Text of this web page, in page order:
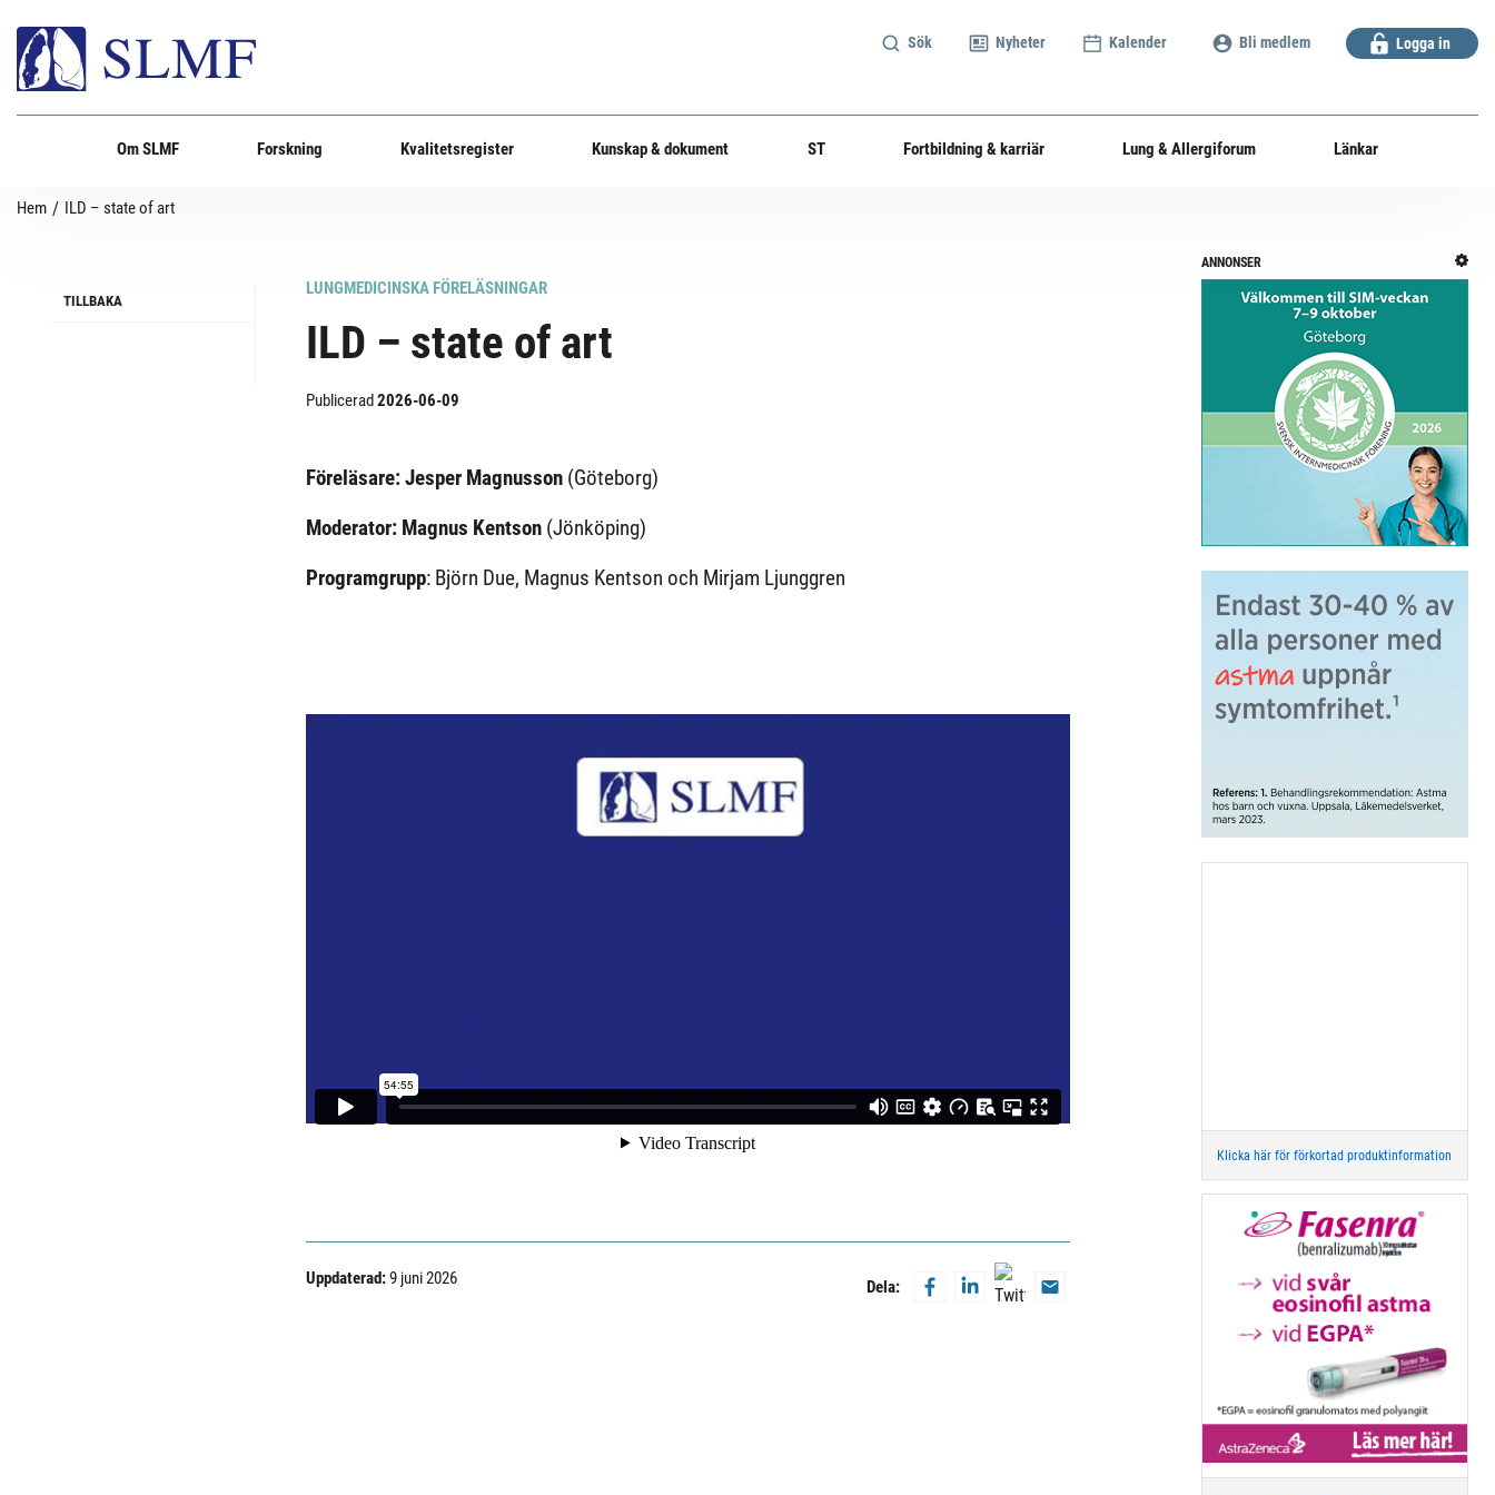
Sök Nyheter Kalender Bli medlem Logga in
Om SLMF Forskning Kvalitetsregister Kunskap & dokument ST Fortbildning & karriär Lung & Allergiforum Länkar
Hem / ILD – state of art
TILLBAKA
LUNGMEDICINSKA FÖRELÄSNINGAR
ILD – state of art
Publicerad2026-06-09
Föreläsare: Jesper Magnusson (Göteborg)
Moderator: Magnus Kentson (Jönköping)
Programgrupp: Björn Due, Magnus Kentson och Mirjam Ljunggren
Uppdaterad:9 juni 2026 Dela:
ANNONSER
Klicka här för förkortad produktinformation